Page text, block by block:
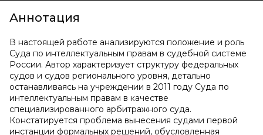
Аннотация
В настоящей работе анализируются положение и роль
Суда по интеллектуальным правам в судебной системе
России. Автор характеризует структуру федеральных
судов и судов регионального уровня, детально
останавливаясь на учреждении в 2011 году Суда по
интеллектуальным правам в качестве
специализированного арбитражного суда.
Констатируется проблема вынесения судами первой
инстанции формальных решений, обусловленная